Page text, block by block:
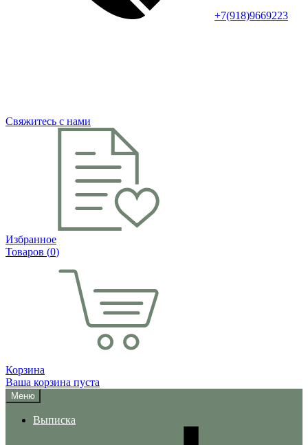
+7(918)9669223
Свяжитесь с нами
Избранное
Товаров (0)
Корзина
Ваша корзина пуста
Меню
Выписка